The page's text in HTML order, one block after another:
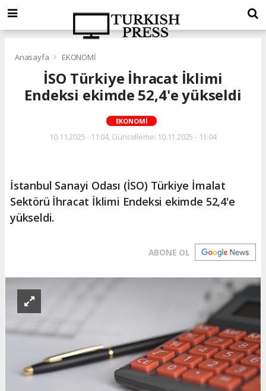
Anasayfa EKONOMİ
İSO Türkiye İhracat İklimi
Endeksi ekimde 52,4'e yükseldi
EKONOMİ
10.11.2025 - 11:04, Güncelleme: 10.11.2025 - 11:04
İstanbul Sanayi Odası (İSO) Türkiye İmalat
Sektörü İhracat İklimi Endeksi ekimde 52,4'e
yükseldi.
ABONE OL